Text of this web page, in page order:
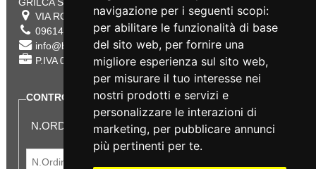
navigazione per i seguenti scopi:
per abilitare le funzionalità di base
del sito web, per fornire una
migliore esperienza sul sito web,
per misurare il tuo interesse nei
nostri prodotti e servizi e
personalizzare le interazioni di
marketing, per pubblicare annunci
più pertinenti per te.
VIA ROMA 180 88054 SERSALE , CZ
0961432177
info@bestsafety.it
P.IVA 02342180797
CONTROLLA LO STATO DEL TUO ORDINE
N.ORDINE: